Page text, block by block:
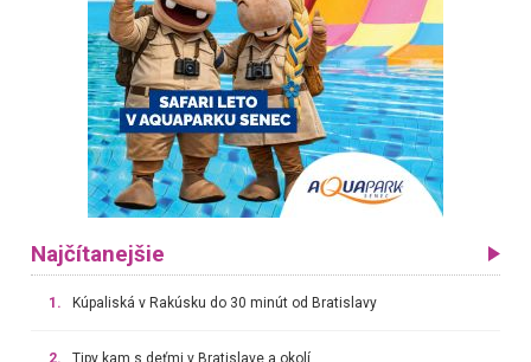
Najčítanejšie
1. Kúpaliská v Rakúsku do 30 minút od Bratislavy
2. Tipy kam s deťmi v Bratislave a okolí